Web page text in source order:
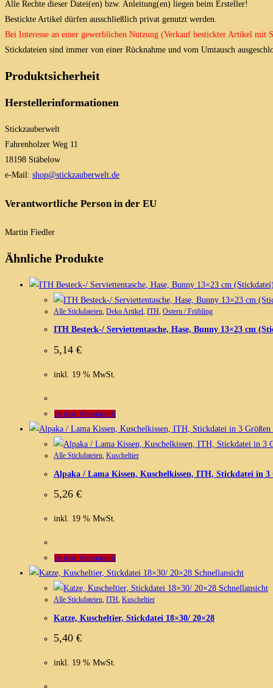
Alle Rechte dieser Datei(en) bzw. Anleitung(en) liegen beim Ersteller!
Bestickte Artikel dürfen ausschließlich privat genutzt werden.
Bei Interesse an einer gewerblichen Nutzung (Verkauf bestickter Artikel
Stickdateien sind immer von einer Rücknahme und vom Umtausch
Produktsicherheit
Herstellerinformationen
Stickzauberwelt
Fahrenholzer Weg 11
18198 Stäbelow
e-Mail: shop@stickzauberwelt.de
Verantwortliche Person in der EU
Martin Fiedler
Ähnliche Produkte
Alle Stickdateien Deko Artikel ITH Ostern / Frühling
ITH Besteck-/ Serviettentasche, Hase, Bunny 13×23 cm
5,14 €
inkl. 19 % MwSt.
In den Warenkorb
Alle Stickdateien, Kuscheltier
Alpaka / Lama Kissen, Kuschelkissen, ITH, Stickdatei in 3
5,26 €
inkl. 19 % MwSt.
In den Warenkorb
Schnellansicht
Schnellansicht
Alle Stickdateien, ITH, Kuscheltier
Katze, Kuscheltier, Stickdatei 18×30/ 20×28
5,40 €
inkl. 19 % MwSt.